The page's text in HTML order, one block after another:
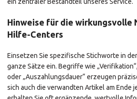
Hinweise für die wirkungsvolle
Hilfe-Centers
Einsetzen Sie spezifische Stichworte in
ganze Sätze ein. Begriffe wie
oder „Auszahlungsdauer“ erzeugen
sich auch die verwandten Artikel am Ende